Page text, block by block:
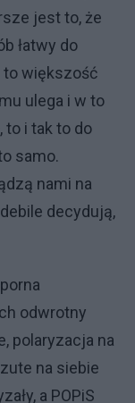
jest to, że
łatwy do
to większość
ulega i w to
to i tak to do
samo.
nami na
decydują,
odwrotny
polaryzacja na
na siebie
a POPiS